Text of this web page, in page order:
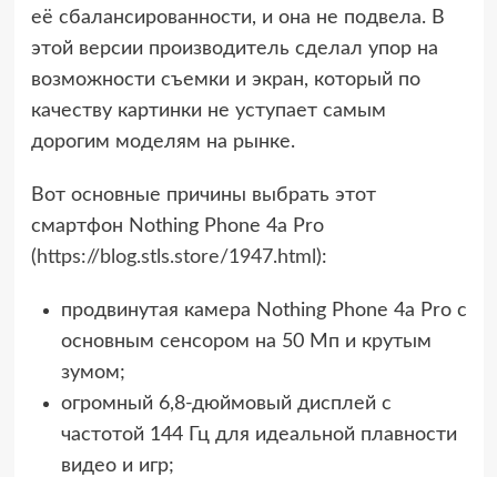
её сбалансированности, и она не подвела. В
этой версии производитель сделал упор на
возможности съемки и экран, который по
качеству картинки не уступает самым
дорогим моделям на рынке.
Вот основные причины выбрать этот
смартфон Nothing Phone 4a Pro
( https://blog.stls.store/1947.html ):
продвинутая камера Nothing Phone 4a Pro с
основным сенсором на 50 Мп и крутым
зумом;
огромный 6,8-дюймовый дисплей с
частотой 144 Гц для идеальной плавности
видео и игр;